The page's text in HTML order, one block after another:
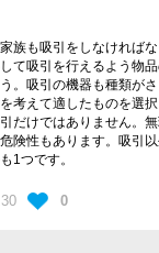
族も吸引をしなければ
て吸引を行えるよう物
。吸引の機器も種類が
考えて適したものを選
だけではありません。
険性もあります。吸引
1つです。
0